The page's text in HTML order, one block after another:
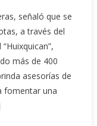
señaló que se
a través del
más de 400
asesorías de
fomentar una